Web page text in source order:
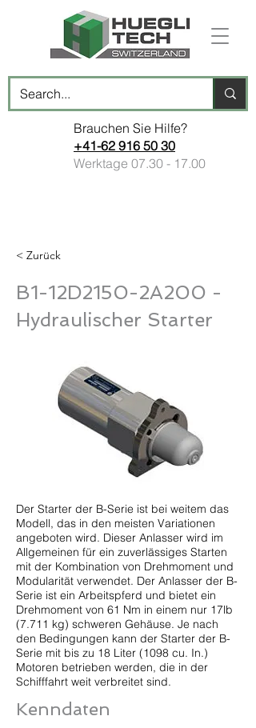
Brauchen Sie Hilfe?
+41-62 916 50 30
Werktage 07.30 - 17.00
< Zurück
B1-12D2150-2A200 -
Hydraulischer Starter
Der Starter der B-Serie ist bei weitem das
Modell, das in den meisten Variationen
angeboten wird. Dieser Anlasser wird im
Allgemeinen für ein zuverlässiges Starten
mit der Kombination von Drehmoment und
Modularität verwendet. Der Anlasser der B-
Serie ist ein Arbeitspferd und bietet ein
Drehmoment von 61 Nm in einem nur 17lb
(7.711 kg) schweren Gehäuse. Je nach
den Bedingungen kann der Starter der B-
Serie mit bis zu 18 Liter (1098 cu. In.)
Motoren betrieben werden, die in der
Schifffahrt weit verbreitet sind.
Kenndaten